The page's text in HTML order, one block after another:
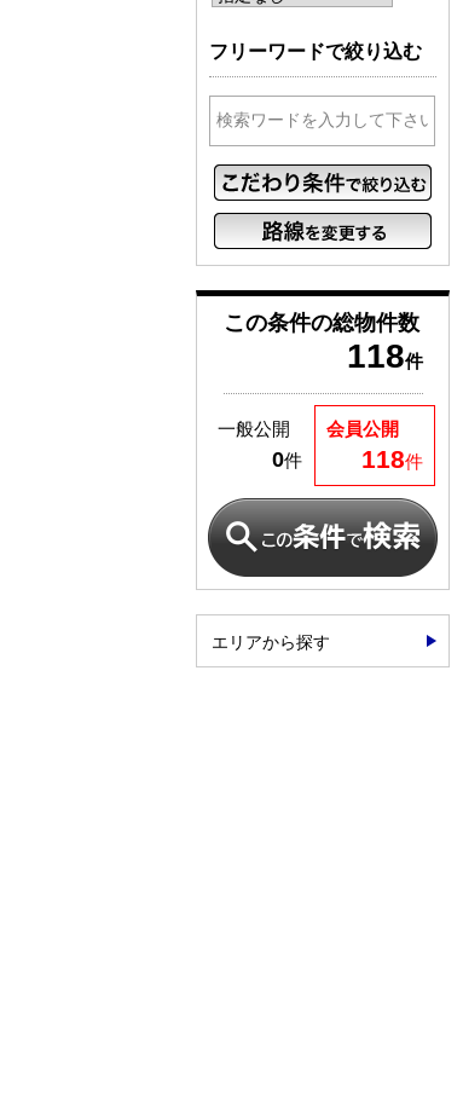
フリーワードで絞り込む
この条件の総物件数
118件
会員公開
118件
一般公開
0件
エリアから探す